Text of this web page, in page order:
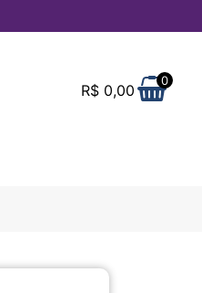
R$ 0,00
0